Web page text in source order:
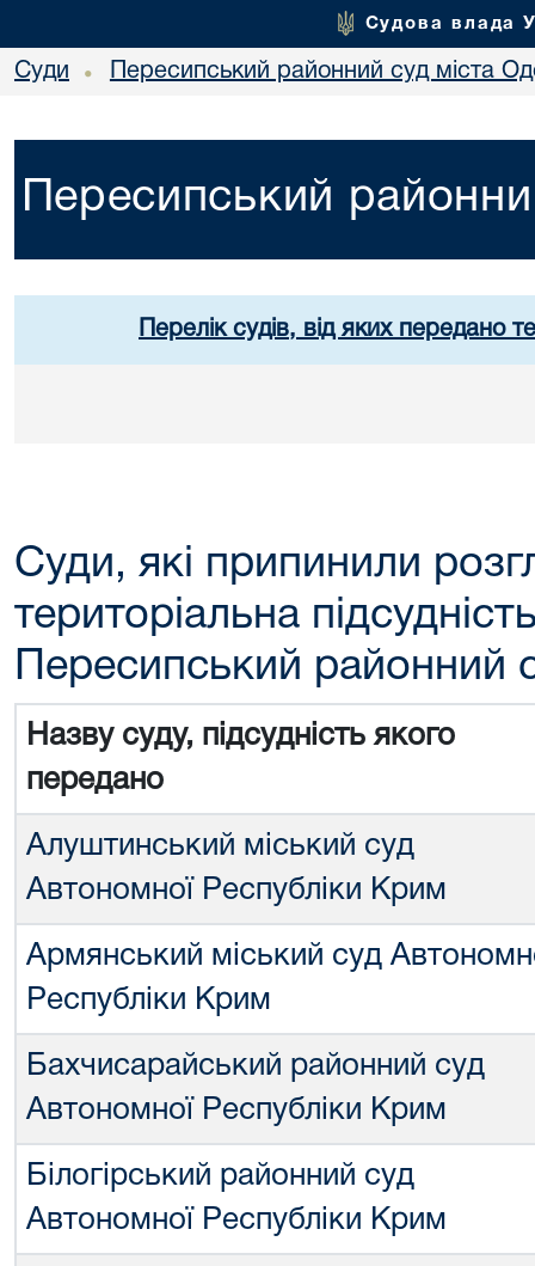
Судова влада
Суди • Пересипський районний суд міста
Пересипський
Перелік судів, від яких передано
Суди, які припинили
територіальна
Пересипський районний
Назву суду, підсудність якого
передано
Алуштинський міський суд
Автономної Республіки Крим
Армянський міський суд
Республіки Крим
Бахчисарайський районний суд
Автономної Республіки Крим
Білогірський районний суд
Автономної Республіки Крим